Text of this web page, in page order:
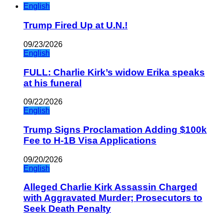
English
Trump Fired Up at U.N.!
09/23/2026
English
FULL: Charlie Kirk’s widow Erika speaks
at his funeral
09/22/2026
English
Trump Signs Proclamation Adding $100k
Fee to H-1B Visa Applications
09/20/2026
English
Alleged Charlie Kirk Assassin Charged
with Aggravated Murder; Prosecutors to
Seek Death Penalty